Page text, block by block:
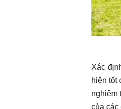
Xác
hiện tốt
nghiêm
của các